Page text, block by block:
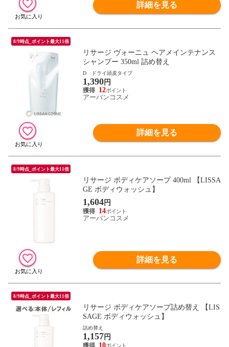
詳細を見る
8/9時点_ポイント最大11倍
リサージ ヴォーニュ ヘアメインテナンス
シャンプー 350ml 詰め替え
D ドライ頭皮タイプ
1,390円
12
アーバンコスメ
詳細を見る
8/9時点_ポイント最大11倍
リサージ ボディケアソープ 400ml 【LISSA
GE ボディウォッシュ】
1,604円
14
アーバンコスメ
詳細を見る
8/9時点_ポイント最大11倍
リサージ ボディケアソープ詰め替え 【LIS
SAGE ボディウォッシュ】
詰め替え
1,157 円
10